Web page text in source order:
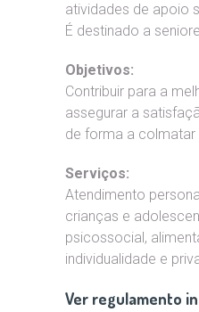
atividades de apoio
É destinado a
Objetivos:
Contribuir para a
assegurar a
de forma a
Serviços:
Atendimento
crianças e
psicossocial,
individualidade e
Ver regulamento